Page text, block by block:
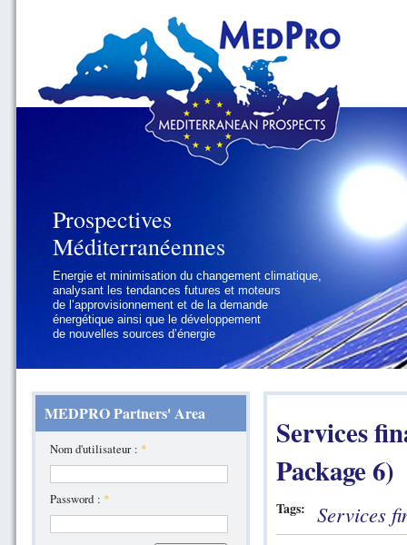
Prospectives
Méditerranéennes
Energie et minimisation du changement climatique,
analysant les tendances futures et moteurs
de l’approvisionnement et de la demande
énergétique ainsi que le développement
de nouvelles sources d’énergie
Prospectives
Méditerranéennes
Géopolitique et gouvernance, se focalisant sur les
défis politiques régionaux et internationaux
auxquels les pays méditerranéens
doivent faire face
MEDPRO Partners' Area
Nom d'utilisateur : *
Password : *
Services
Package 6)
Tags: Services